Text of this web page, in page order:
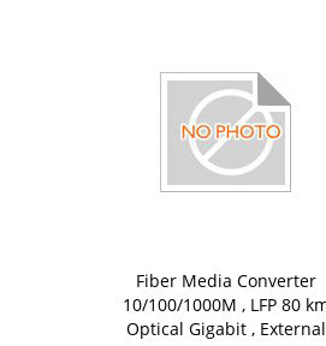
Fiber Media Converter
10/100/1000M , LFP 80 km
Optical Gigabit , External